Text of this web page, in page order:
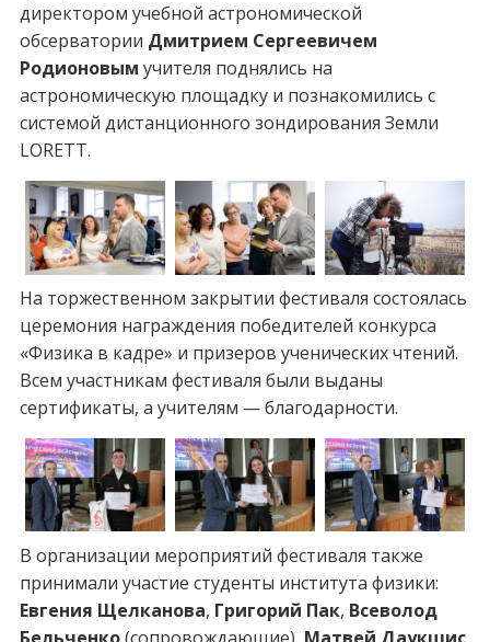
директором учебной астрономической
обсерватории Дмитрием Сергеевичем
Родионовым учителя поднялись на
астрономическую площадку и познакомились с
системой дистанционного зондирования Земли
LORETT.
На торжественном закрытии фестиваля состоялась
церемония награждения победителей конкурса
«Физика в кадре» и призеров ученических чтений.
Всем участникам фестиваля были выданы
сертификаты, а учителям — благодарности.
В организации мероприятий фестиваля также
принимали участие студенты института физики:
Евгения Щелканова, Григорий Пак, Всеволод